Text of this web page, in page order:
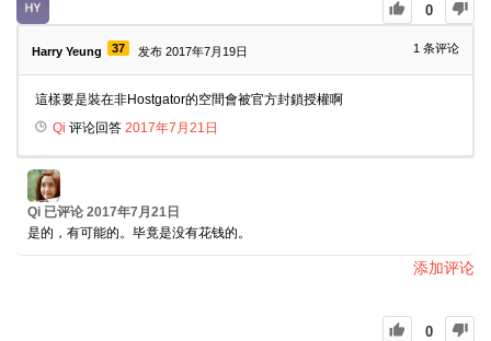
0
Harry Yeung 37 发布 2017年7月19日 1 条评论
這樣要是裝在非Hostgator的空間會被官方封鎖授權啊
Qi 评论回答 2017年7月21日
Qi 已评论 2017年7月21日
是的，有可能的。毕竟是没有花钱的。
添加评论
0